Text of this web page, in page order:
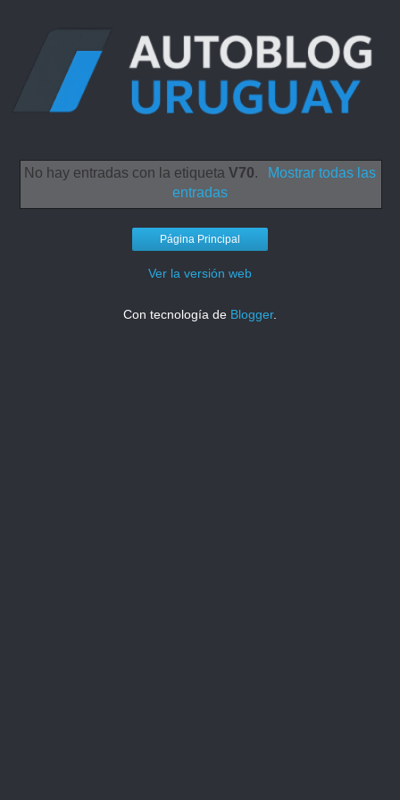
No hay entradas con la etiqueta V70.
Mostrar todas las
entradas
Página Principal
Ver la versión web
Con tecnología de Blogger.